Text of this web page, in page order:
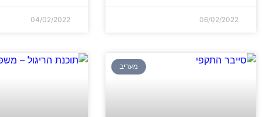
06/02/2022
04/02/2022
מעריב